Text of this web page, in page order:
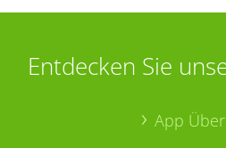
Entdecken Sie
App